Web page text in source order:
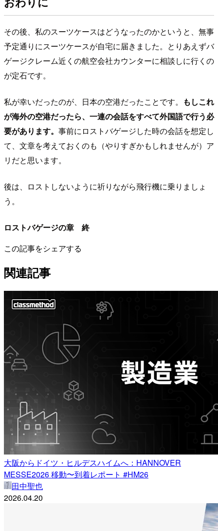
その後、私のスーツケースはどうなったのかというと、無事
予定通りにスーツケースが自宅に届きました。とりあえずバ
ゲージクレーム近くの航空会社カウンターに相談しに行くの
が定石です。
私が幸いだったのが、日本の空港だったことです。
もしこれ
が海外の空港だったら、一連の会話をすべて外国語で行う必
要があります。 事前にロストバゲージした時の会話を想定し
て、文章を考えておくのも（やりすぎかもしれませんが）ア
リだと思います。
後は、ロストしないように祈りながら飛行機に乗りましょ
う。
ロストバゲージの章 終
この記事をシェアする
関連記事
大阪からドイツ・ヒルデスハイムへ：HANNOVER
MESSE2026 移動〜到着レポート #HM26
田中聖也
2026.04.20